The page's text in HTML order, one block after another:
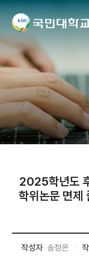
2025학년도
학위논문 면제
작성자 송정은